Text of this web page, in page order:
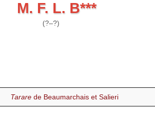
M. F. L. B***
(?–?)
Tarare de Beaumarchais et Salieri